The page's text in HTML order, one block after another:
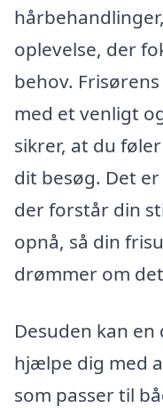
oplevelse, der
behov.
med et venligt
sikrer, at du
dit besøg. Det
der forstår din
opnå, så din
drømmer om
Desuden kan
hjælpe dig med
som passer til